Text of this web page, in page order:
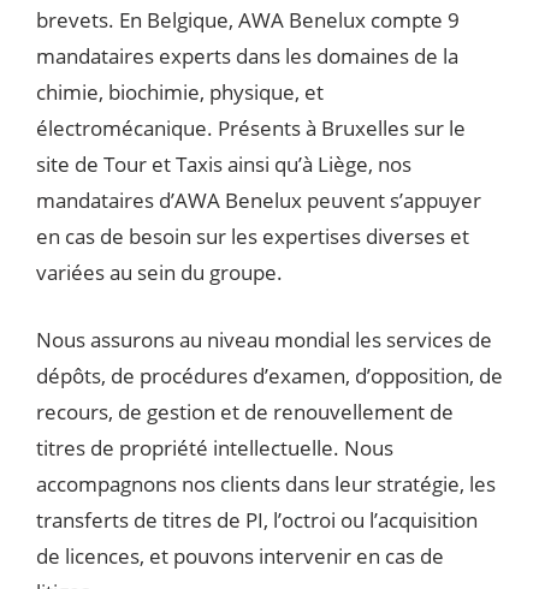
brevets. En Belgique, AWA Benelux compte 9
mandataires experts dans les domaines de la
chimie, biochimie, physique, et
électromécanique. Présents à Bruxelles sur le
site de Tour et Taxis ainsi qu’à Liège, nos
mandataires d’AWA Benelux peuvent s’appuyer
en cas de besoin sur les expertises diverses et
variées au sein du groupe.
Nous assurons au niveau mondial les services de
dépôts, de procédures d’examen, d’opposition, de
recours, de gestion et de renouvellement de
titres de propriété intellectuelle. Nous
accompagnons nos clients dans leur stratégie, les
transferts de titres de PI, l’octroi ou l’acquisition
de licences, et pouvons intervenir en cas de